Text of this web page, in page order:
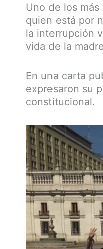
Uno de los
quien está por
la interrupción
vida de la
En una carta
expresaron su
constitucional.